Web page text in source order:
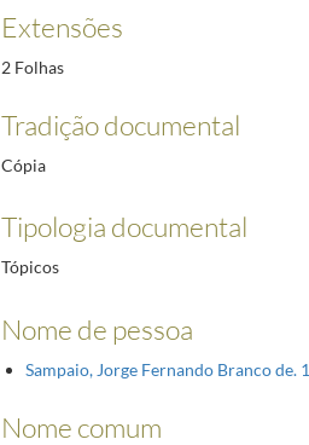
Extensões
2 Folhas
Tradição documental
Cópia
Tipologia documental
Tópicos
Nome de pessoa
Sampaio, Jorge Fernando Branco de.
Nome comum